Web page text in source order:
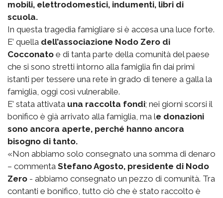
mobili, elettrodomestici, indumenti, libri di
scuola.
In questa tragedia famigliare si è accesa una luce forte.
E’ quella dell’associazione Nodo Zero di
Cocconato e di tanta parte della comunità del paese
che si sono stretti intorno alla famiglia fin dai primi
istanti per tessere una rete in grado di tenere a galla la
famiglia, oggi così vulnerabile.
E’ stata attivata una raccolta fondi; nei giorni scorsi il
bonifico è già arrivato alla famiglia, ma le donazioni
sono ancora aperte, perché hanno ancora
bisogno di tanto.
«Non abbiamo solo consegnato una somma di denaro
– commenta Stefano Agosto, presidente di Nodo
Zero - abbiamo consegnato un pezzo di comunità. Tra
contanti e bonifico, tutto ciò che è stato raccolto è